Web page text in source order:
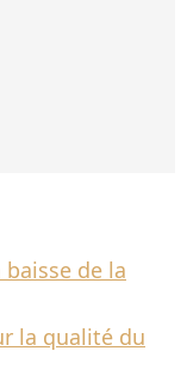
de la
la qualité du